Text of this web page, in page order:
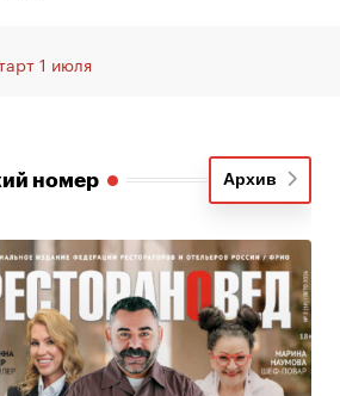
1 июля
номер Архив